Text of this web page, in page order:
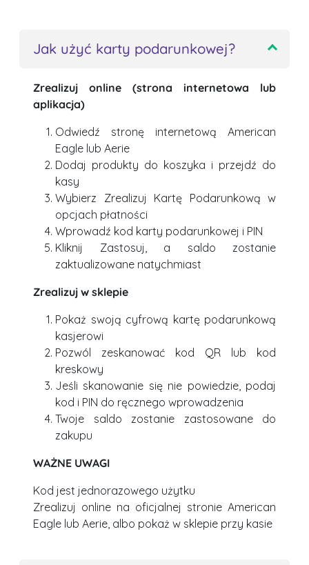
Jak użyć karty podarunkowej?
Zrealizuj online (strona internetowa lub
aplikacja)
Odwiedź stronę internetową American
Eagle lub Aerie
Dodaj produkty do koszyka i przejdź do
kasy
Wybierz Zrealizuj Kartę Podarunkową w
opcjach płatności
Wprowadź kod karty podarunkowej i PIN
Kliknij Zastosuj, a saldo zostanie
zaktualizowane natychmiast
Zrealizuj w sklepie
Pokaż swoją cyfrową kartę podarunkową
kasjerowi
Pozwól zeskanować kod QR lub kod
kreskowy
Jeśli skanowanie się nie powiedzie, podaj
kod i PIN do ręcznego wprowadzenia
Twoje saldo zostanie zastosowane do
zakupu
WAŻNE UWAGI
Kod jest jednorazowego użytku
Zrealizuj online na oficjalnej stronie American
Eagle lub Aerie, albo pokaż w sklepie przy kasie